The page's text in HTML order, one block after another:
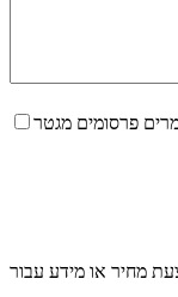
פרסומים מגטר